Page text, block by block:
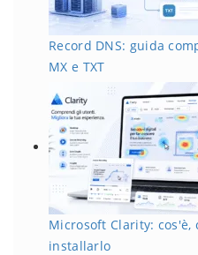
Record DNS: guida
MX e TXT
Microsoft Clarity: cos'è,
installarlo